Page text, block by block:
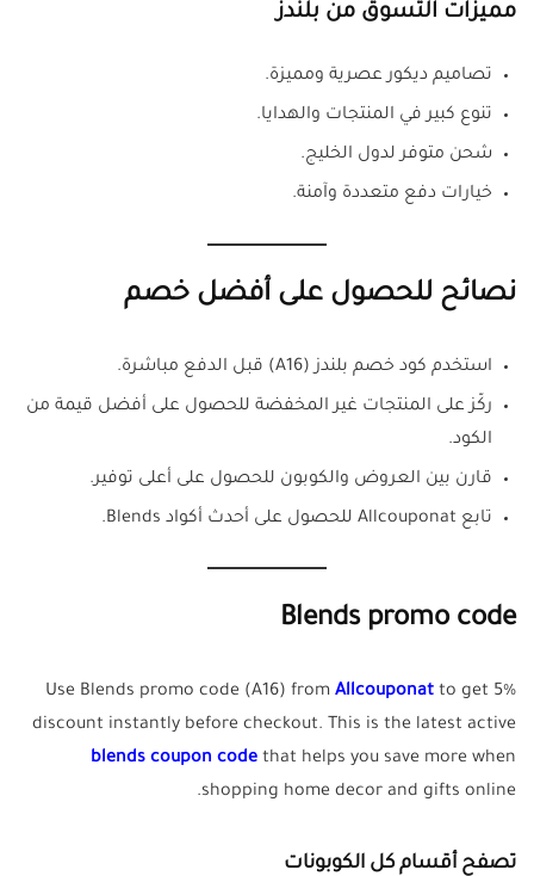
مميزات التسوق من بلندز
تصاميم ديكور عصرية ومميزة.
تنوع كبير في المنتجات والهدايا.
شحن متوفر لدول الخليج.
خيارات دفع متعددة وآمنة.
نصائح للحصول على أفضل خصم
استخدم كود خصم بلندز (A16) قبل الدفع مباشرة.
ركّز على المنتجات غير المخفضة للحصول على أفضل قيمة من
الكود.
قارن بين العروض والكوبون للحصول على أعلى توفير.
تابع Allcouponat للحصول على أحدث أكواد Blends.
Blends promo code
Use Blends promo code (A16) from Allcouponat to get 5%
discount instantly before checkout. This is the latest active
blends coupon code that helps you save more when
shopping home decor and gifts online.
تصفح أقسام كل الكوبونات